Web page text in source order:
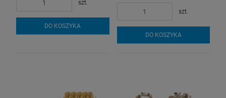
szt.
DO KOSZYKA
szt.
DO KOSZYKA